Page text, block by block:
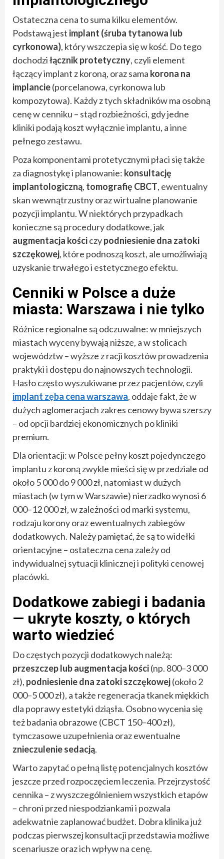
Ostateczna cena to suma kilku elementów.
Podstawą jest implant (śruba tytanowa lub
cyrkonowa), który wszczepia się w kość. Do tego
dochodziłącznik protetyczny, czyli element
łączący implant z koroną, oraz sama korona na
implancie(porcelanowa, cyrkonowa lub
kompozytowa). Każdy z tych składników ma osobną
cenę w cenniku – stąd rozbieżności, gdy jedne
kliniki podają koszt wyłącznie implantu, a inne
pełnego zestawu.
Poza komponentami protetycznymi płaci się także
za diagnostykę i planowanie: konsultację
implantologiczną, tomografię CBCT, ewentualny
skan wewnątrzustny oraz wirtualne planowanie
pozycji implantu. W niektórych przypadkach
konieczne są procedury dodatkowe, jak
augmentacja kościczypodniesienie dna zatoki
szczękowej, które podnoszą koszt, ale umożliwiają
uzyskanie trwałego i estetycznego efektu.
Cenniki w Polsce a duże
miasta: Warszawa i nie tylko
Różnice regionalne są odczuwalne: w mniejszych
miastach wyceny bywają niższe, a w stolicach
województw – wyższe z racji kosztów prowadzenia
praktyki i dostępu do najnowszych technologii.
Hasło często wyszukiwane przez pacjentów, czyli
implant zęba cena warszawa, oddaje fakt, że w
dużych aglomeracjach zakres cenowy bywa szerszy
– od opcji bardziej ekonomicznych po kliniki
premium.
Dla orientacji: w Polsce pełny koszt pojedynczego
implantu z koroną zwykle mieści się w przedziale od
około 5 000 do 9 000 zł, natomiast w dużych
miastach (w tym w Warszawie) nierzadko wynosi 6
000–12 000 zł, w zależności od marki systemu,
rodzaju korony oraz ewentualnych zabiegów
dodatkowych. Należy pamiętać, że są to widełki
orientacyjne – ostateczna cena zależy od
indywidualnej sytuacji klinicznej i polityki cenowej
placówki.
Dodatkowe zabiegi i badania
— ukryte koszty, o których
warto wiedzieć
Do częstych pozycji dodatkowych należą:
przeszczep lub augmentacja kości(np. 800–3 000
zł), podniesienie dna zatoki szczękowej(około 2
000–5 000 zł), a także regeneracja tkanek miękkich
dla poprawy estetyki dziąsła. Osobno wycenia się
też badania obrazowe (CBCT 150–400 zł),
tymczasowe uzupełnienia oraz ewentualne
znieczulenie sedacją.
Warto zapytać o pełną listę potencjalnych kosztów
jeszcze przed rozpoczęciem leczenia. Przejrzystość
cennika – z wyszczególnieniem wszystkich etapów
– chroni przed niespodziankami i pozwala
adekwatnie zaplanować budżet. Dobra klinika już
podczas pierwszej konsultacji przedstawia możliwe
scenariusze oraz ich wpływ na cenę.